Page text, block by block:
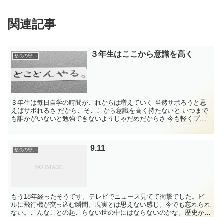
関連記事
塾長の思い ３年生はここから意識を高く
３年生は毎日自学の時間がこれからは増えていく 当然サボろうと思
えばサボれるさ だからこそここから意識を高く持たないと いつまで
も誰かがいないと勉強できないようじゃだめだからさ 今も軽くプレ
塾長の思い 9.11
もう18年経ったそうです。テレビでニュース見てて衝撃でした。ビ
ルに飛行機が突っ込む瞬間。現実とは思えない感じ。今でも忘れられ
ない。こんなことの起こらない世の中にはならないのかな。歴史から